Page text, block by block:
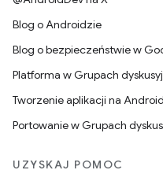
Blog o Androidzie
Blog o bezpieczeństwie w
Platforma w Grupach
Tworzenie aplikacji na
Portowanie w Grupach
UZYSKAJ POMOC